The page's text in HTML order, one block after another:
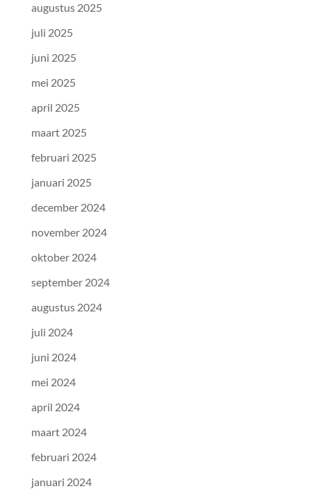
augustus 2025
juli 2025
juni 2025
mei 2025
april 2025
maart 2025
februari 2025
januari 2025
december 2024
november 2024
oktober 2024
september 2024
augustus 2024
juli 2024
juni 2024
mei 2024
april 2024
maart 2024
februari 2024
januari 2024